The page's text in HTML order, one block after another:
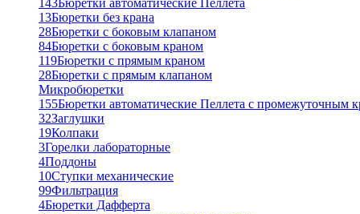
143Бюретки автоматические Пеллета
13Бюретки без крана
28Бюретки с боковым клапаном
84Бюретки с боковым краном
119Бюретки с прямым краном
28Бюретки с прямым клапаном
Микробюретки
155Бюретки автоматические Пеллета с промежуточным
32Заглушки
19Колпаки
3Горелки лабораторные
4Поддоны
10Ступки механические
99Фильтрация
4Бюретки Дафферта